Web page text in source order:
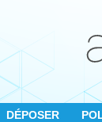
DÉPOSER